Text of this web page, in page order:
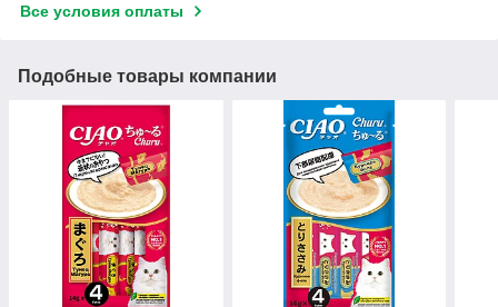
Все условия оплаты
Подобные товары компании